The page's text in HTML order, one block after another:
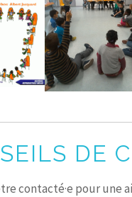
DE
contacté·e pour une